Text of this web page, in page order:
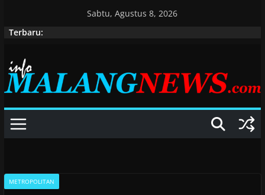
Sabtu, Agustus 8, 2026
Terbaru:
METROPOLITAN